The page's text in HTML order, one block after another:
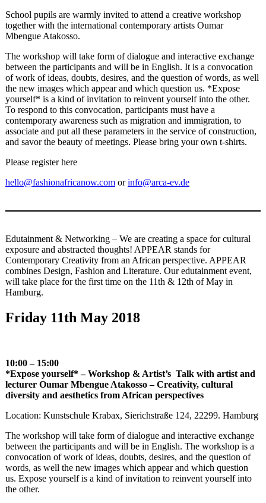
School pupils are warmly invited to attend a creative workshop
together with the international contemporary artists Oumar
Mbengue Atakosso.
The workshop will take form of dialogue and interactive exchange
between the participants and will be in English. It is a convocation
of work of ideas, doubts, desires, and the question of words, as well
the new images which appear and which question us. *Expose
yourself* is a kind of invitation to reinvent yourself into the other.
To respond to this convocation, participants must have a
contemporary awareness such as migration and immigration, to
associate and put all these parameters in the service of construction,
and savor the beauty of meetings. Please bring your own t-shirts.
Please register here
hello@fashionafricanow.com orinfo@arca-ev.de
Edutainment & Networking – We are creating a space for cultural
exposure and abstracted thoughts! APPEAR stands for
Contemporary Creativity from an African perspective. APPEAR
combines Design, Fashion and Literature. Our edutainment event,
will take place for the first time on the 11th & 12th of May in
Hamburg.
Friday 11th May 2018
10:00 – 15:00
*Expose yourself* – Workshop & Artist’s Talk with artist and
lecturer Oumar Mbengue Atakosso – Creativity, cultural
diversity and aesthetics from African perspectives
Location: Kunstschule Krabax, Sierichstraße 124, 22299. Hamburg
The workshop will take form of dialogue and interactive exchange
between the participants and will be in English. The workshop is a
convocation of work of ideas, doubts, desires, and the question of
words, as well the new images which appear and which question
us. Expose yourself is a kind of invitation to reinvent yourself into
the other.